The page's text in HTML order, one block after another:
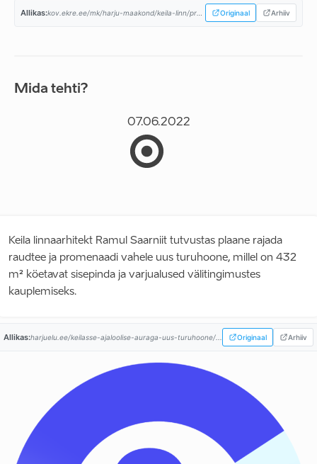
Allikas: Originaal Arhiiv
Mida tehti?
07.06.2022
Keila linnaarhitekt Ramul Saarniit tutvustas plaane rajada
raudtee ja promenaadi vahele uus turuhoone, millel on 432
m² köetavat sisepinda ja varjualused välitingimustes
kauplemiseks.
Allikas:harjuelu.ee/keilasse-ajaloolise-auraga-uus-turuhoone/... Originaal Arhiiv